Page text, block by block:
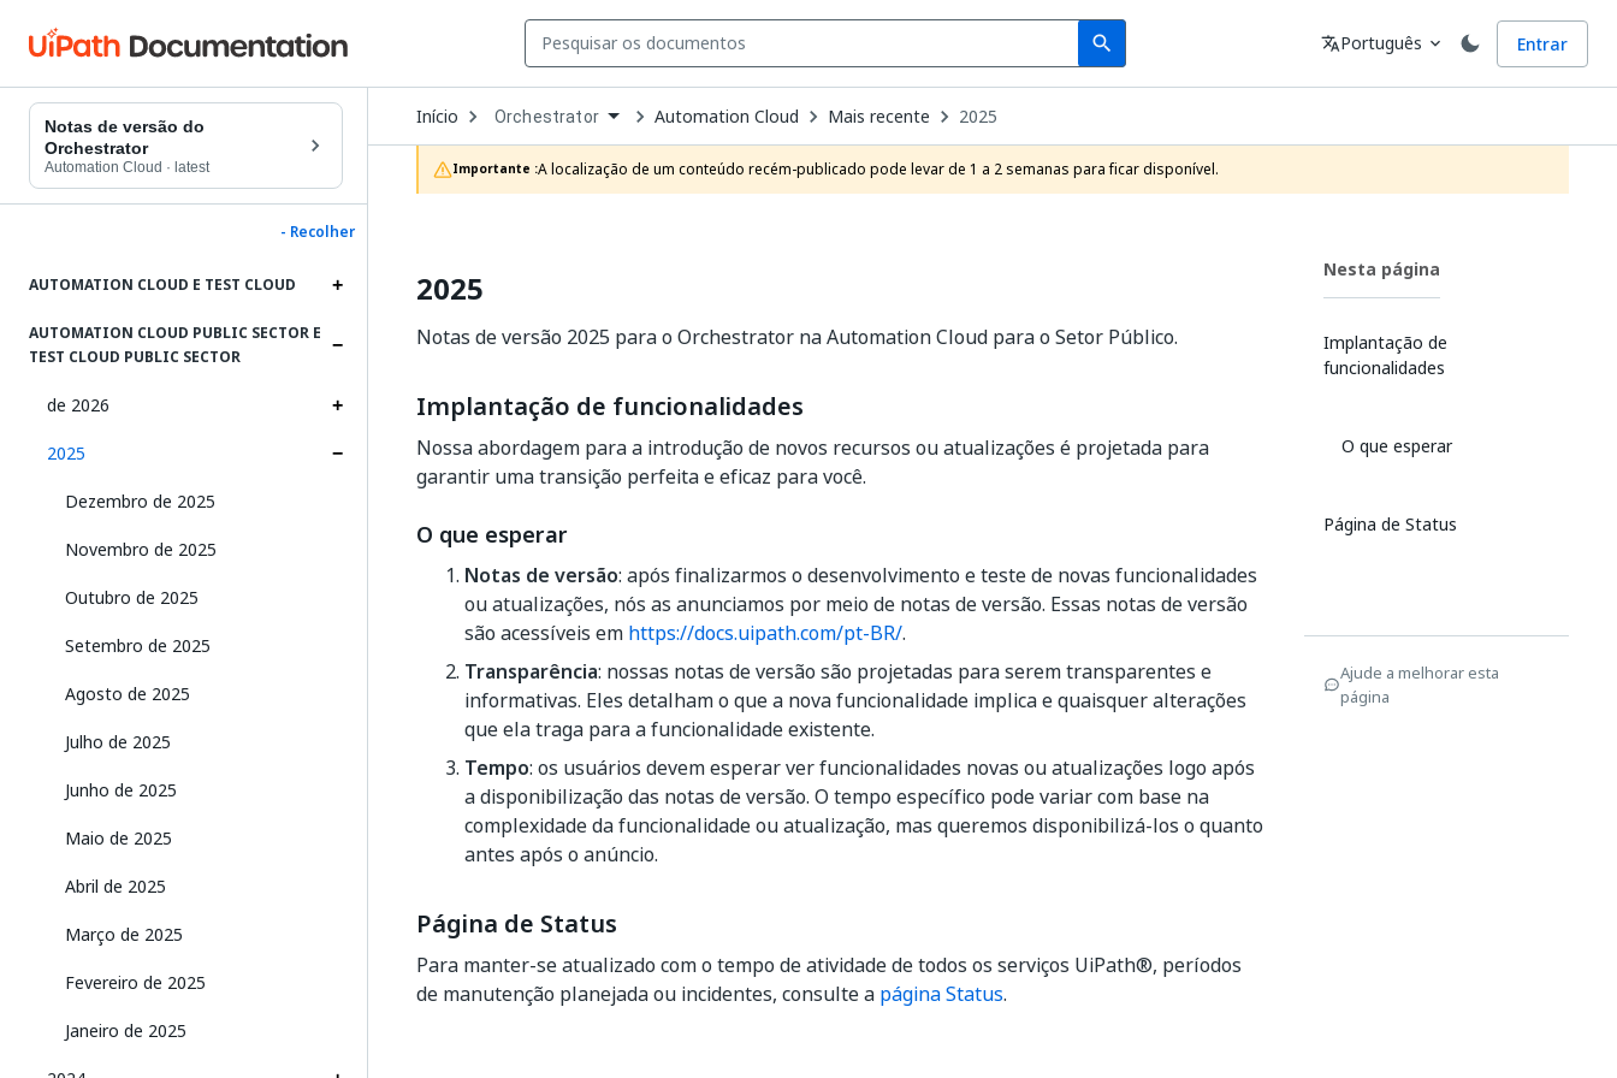
search
Search Idioma
translatePortuguês expand_more Entrar
Notas de versão do
Orchestrator
Automation Cloud · latest
- Recolher
AUTOMATION CLOUD E TEST CLOUD
AUTOMATION CLOUD PUBLIC SECTOR E
TEST CLOUD PUBLIC SECTOR
de 2026
2025
Dezembro de 2025
Novembro de 2025
Outubro de 2025
Setembro de 2025
Agosto de 2025
Julho de 2025
Junho de 2025
Maio de 2025
Abril de 2025
Março de 2025
Fevereiro de 2025
Janeiro de 2025
Início Open
Dropdown
to
choose
product
Orchestrator Automation Cloud Mais recente 2025
Importante :A localização de um conteúdo recém-publicado pode levar de 1 a 2 semanas para ficar disponível.
2025
Notas de versão 2025 para o Orchestrator na Automation Cloud para o Setor Público.
Implantação de funcionalidades
Nossa abordagem para a introdução de novos recursos ou atualizações é projetada para
garantir uma transição perfeita e eficaz para você.
O que esperar
Notas de versão: após finalizarmos o desenvolvimento e teste de novas funcionalidades
ou atualizações, nós as anunciamos por meio de notas de versão. Essas notas de versão
são acessíveis em https://docs.uipath.com/pt-BR/.
Transparência: nossas notas de versão são projetadas para serem transparentes e
informativas. Eles detalham o que a nova funcionalidade implica e quaisquer alterações
que ela traga para a funcionalidade existente.
Tempo: os usuários devem esperar ver funcionalidades novas ou atualizações logo após
a disponibilização das notas de versão. O tempo específico pode variar com base na
complexidade da funcionalidade ou atualização, mas queremos disponibilizá-los o quanto
antes após o anúncio.
Página de Status
Para manter-se atualizado com o tempo de atividade de todos os serviços UiPath®, períodos
de manutenção planejada ou incidentes, consulte a página Status.
Nesta página
Implantação de
funcionalidades
O que esperar
Página de Status
Ajude a melhorar esta
página